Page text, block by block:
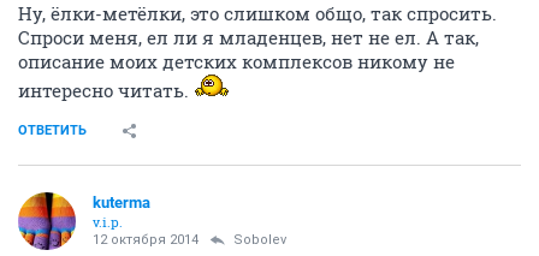
Ну, ёлки-метёлки, это слишком общо, так спросить.
Спроси меня, ел ли я младенцев, нет не ел. А так,
описание моих детских комплексов никому не
интересно читать.
ОТВЕТИТЬ
kuterma
v.i.p.
12 октября 2014 Sobolev